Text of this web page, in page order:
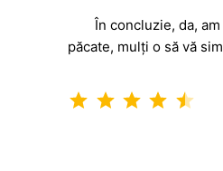
În concluzie, da,
păcate, mulți o să vă